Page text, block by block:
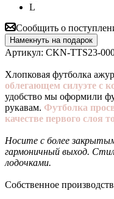
L
Сообщить о
Намекнуть на подарок
Артикул: CKN-TTS23-
Хлопковая футболка
облегающем силуэте с
удобство мы оформили
рукавам. Футболка
качестве первого слоя
Носите с более
гармоничный выход.
лодочками.
Собственное